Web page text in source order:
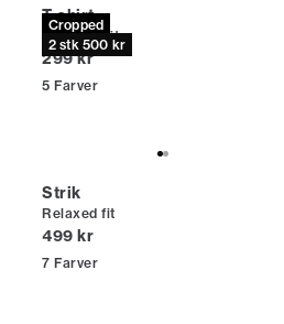
Cropped
2 stk 500 kr
T-shirt
Oversize fit
I alt (inkl. rabat)
299 kr
5 Farver
Strik
Relaxed fit
I alt (inkl. rabat)
499 kr
7 Farver